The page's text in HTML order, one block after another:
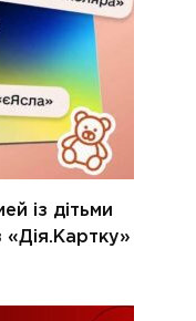
із дітьми